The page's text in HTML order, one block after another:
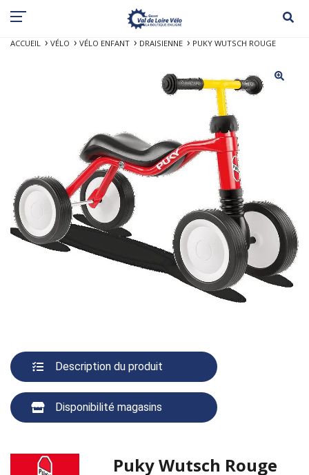
ACCUEIL VÉLO VÉLO ENFANT DRAISIENNE PUKY WUTSCH ROUGE
Description du produit
Disponibilité magasins
Puky Wutsch Rouge